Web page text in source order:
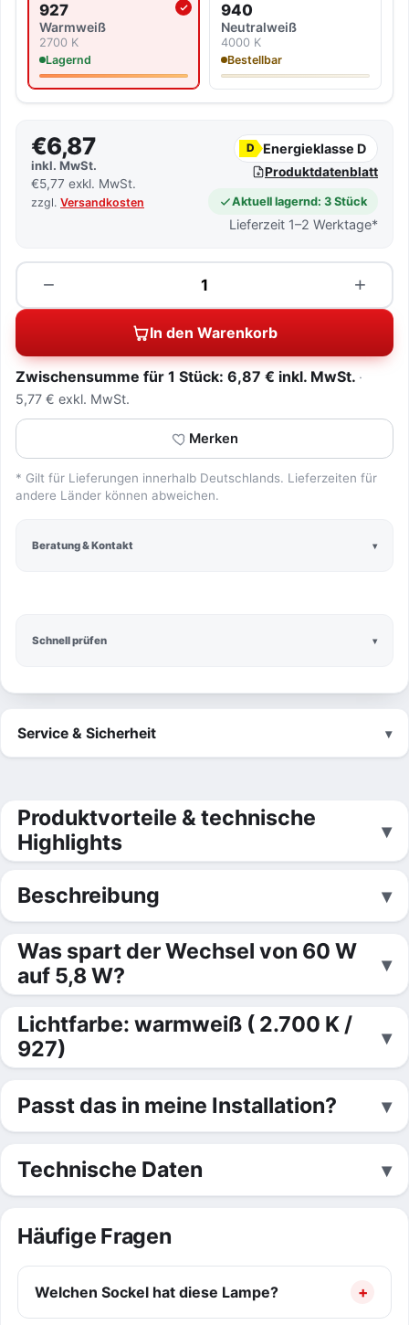
927
Warmweiß
2700 K
Lagernd
Aktuell ausgewählte Lichtfarbe
940
Neutralweiß
4000 K
Bestellbar
Schnell prüfen
€6,87
inkl. MwSt.
€5,77 exkl. MwSt.
zzgl. Versandkosten
D Energieklasse D
Produktdatenblatt
Aktuell lagernd: 3 Stück
Lieferzeit 1–2 Werktage*
−
Menge +
In den Warenkorb
Zwischensumme für 1 Stück: 6,87 € inkl. MwSt.
5,77 € exkl. MwSt.
Merken
* Gilt für Lieferungen innerhalb Deutschlands. Lieferzeiten für
andere Länder können abweichen.
Beratung & Kontakt
Service & Sicherheit
Produktvorteile & technische
Highlights
Beschreibung
Was spart der Wechsel von 60 W
auf 5,8 W?
Lichtfarbe: warmweiß ( 2.700 K /
927)
Passt das in meine Installation?
Technische Daten
Häufige Fragen
Welchen Sockel hat diese Lampe?